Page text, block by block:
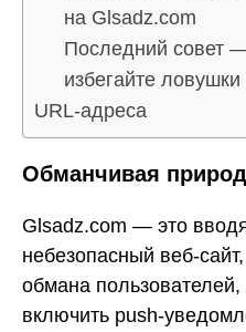
на Glsadz.com
Последний совет
избегайте ловушки
URL-адреса
Обманчивая
Glsadz.com — это
небезопасный веб-
обмана пользователей,
включить push-